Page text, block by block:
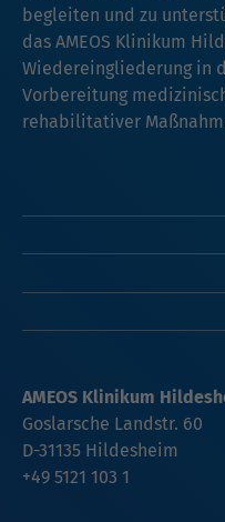
begleiten und zu
das AMEOS Klinikum
Wiedereingliederung in
Vorbereitung
rehabilitativer
AMEOS Klinikum
Goslarsche Landstr. 60
D-31135 Hildesheim
+49 5121 103 1